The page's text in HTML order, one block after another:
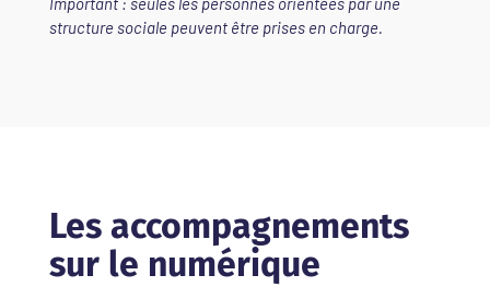
structure sociale peuvent être prises en charge.
Les accompagnements
sur le numérique